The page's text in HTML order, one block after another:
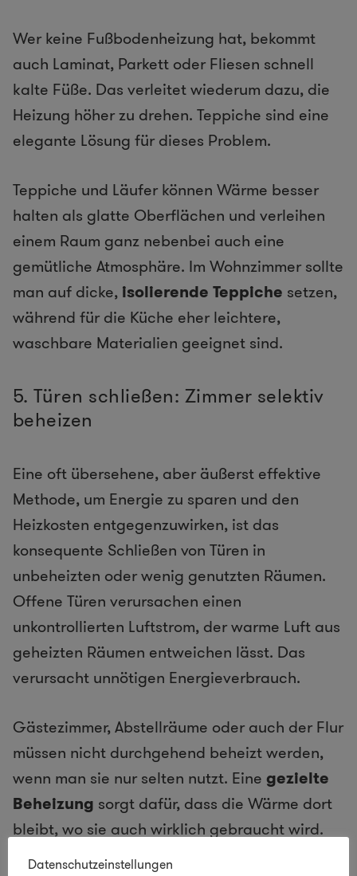
Wer keine Fußbodenheizung hat, bekommt
auch Laminat, Parkett oder Fliesen schnell
kalte Füße. Das verleitet wiederum dazu, die
Heizung höher zu drehen. Teppiche sind eine
elegante Lösung für dieses Problem.
Teppiche und Läufer können Wärme besser
halten als glatte Oberflächen und verleihen
einem Raum ganz nebenbei auch eine
gemütliche Atmosphäre. Im Wohnzimmer sollte
man auf dicke, isolierende Teppiche setzen,
während für die Küche eher leichtere,
waschbare Materialien geeignet sind.
5. Türen schließen: Zimmer selektiv
beheizen
Eine oft übersehene, aber äußerst effektive
Methode, um Energie zu sparen und den
Heizkosten entgegenzuwirken, ist das
konsequente Schließen von Türen in
unbeheizten oder wenig genutzten Räumen.
Offene Türen verursachen einen
unkontrollierten Luftstrom, der warme Luft aus
geheizten Räumen entweichen lässt. Das
verursacht unnötigen Energieverbrauch.
Gästezimmer, Abstellräume oder auch der Flur
müssen nicht durchgehend beheizt werden,
wenn man sie nur selten nutzt. Eine gezielte
Beheizung sorgt dafür, dass die Wärme dort
bleibt, wo sie auch wirklich gebraucht wird.
Datenschutzeinstellungen